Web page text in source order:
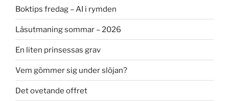
Boktips fredag – AI i rymden
Läsutmaning sommar – 2026
En liten prinsessas grav
Vem gömmer sig under slöjan?
Det ovetande offret